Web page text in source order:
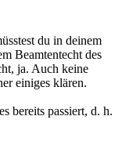
du in deinem
Beamtentecht des
ja. Auch keine
einiges klären.
bereits passiert, d. h.